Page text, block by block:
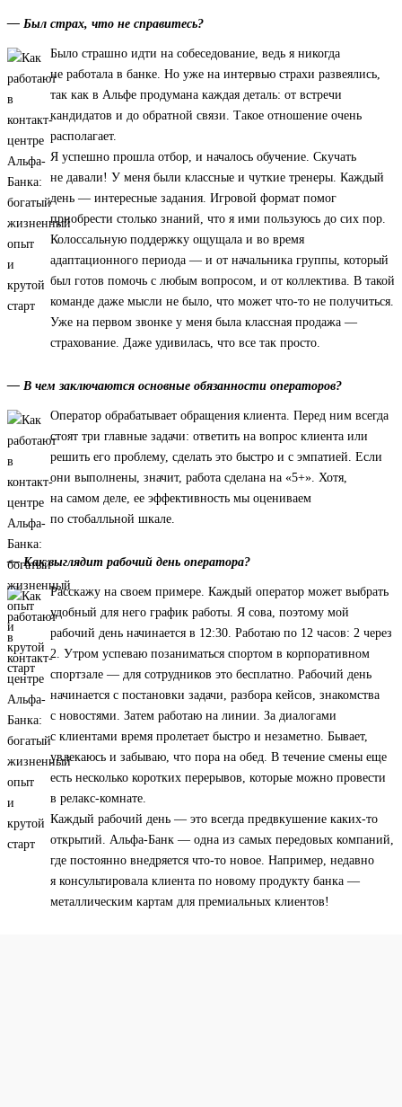
— Был страх, что не справитесь?
Было страшно идти на собеседование, ведь я никогда
не работала в банке. Но уже на интервью страхи развеялись,
так как в Альфе продумана каждая деталь: от встречи
кандидатов и до обратной связи. Такое отношение очень
располагает.
Я успешно прошла отбор, и началось обучение. Скучать
не давали! У меня были классные и чуткие тренеры. Каждый
день — интересные задания. Игровой формат помог
приобрести столько знаний, что я ими пользуюсь до сих пор.
Колоссальную поддержку ощущала и во время
адаптационного периода — и от начальника группы, который
был готов помочь с любым вопросом, и от коллектива. В такой
команде даже мысли не было, что может что-то не получиться.
Уже на первом звонке у меня была классная продажа —
страхование. Даже удивилась, что все так просто.
— В чем заключаются основные обязанности операторов?
Оператор обрабатывает обращения клиента. Перед ним всегда
стоят три главные задачи: ответить на вопрос клиента или
решить его проблему, сделать это быстро и с эмпатией. Если
они выполнены, значит, работа сделана на «5+». Хотя,
на самом деле, ее эффективность мы оцениваем
по стобалльной шкале.
— Как выглядит рабочий день оператора?
Расскажу на своем примере. Каждый оператор может выбрать
удобный для него график работы. Я сова, поэтому мой
рабочий день начинается в 12:30. Работаю по 12 часов: 2 через
2. Утром успеваю позаниматься спортом в корпоративном
спортзале — для сотрудников это бесплатно. Рабочий день
начинается с постановки задачи, разбора кейсов, знакомства
с новостями. Затем работаю на линии. За диалогами
с клиентами время пролетает быстро и незаметно. Бывает,
увлекаюсь и забываю, что пора на обед. В течение смены еще
есть несколько коротких перерывов, которые можно провести
в релакс-комнате.
Каждый рабочий день — это всегда предвкушение каких-то
открытий. Альфа-Банк — одна из самых передовых компаний,
где постоянно внедряется что-то новое. Например, недавно
я консультировала клиента по новому продукту банка —
металлическим картам для премиальных клиентов!